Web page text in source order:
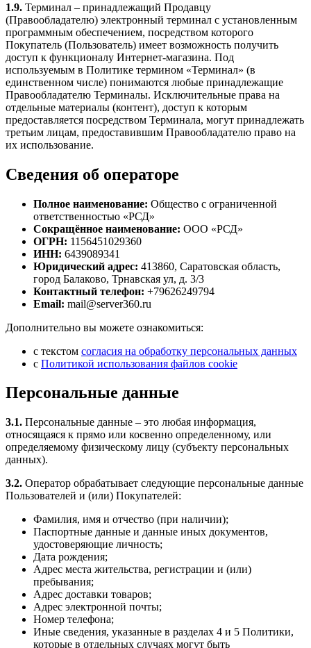
1.9. Терминал – принадлежащий Продавцу
(Правообладателю) электронный терминал с установленным
программным обеспечением, посредством которого
Покупатель (Пользователь) имеет возможность получить
доступ к функционалу Интернет-магазина. Под
используемым в Политике термином «Терминал» (в
единственном числе) понимаются любые принадлежащие
Правообладателю Терминалы. Исключительные права на
отдельные материалы (контент), доступ к которым
предоставляется посредством Терминала, могут принадлежать
третьим лицам, предоставившим Правообладателю право на
их использование.
Сведения об операторе
Полное наименование: Общество с ограниченной
ответственностью «РСД»
Сокращённое наименование: ООО «РСД»
ОГРН: 1156451029360
ИНН: 6439089341
Юридический адрес: 413860, Саратовская область,
город Балаково, Трнавская ул, д. 3/3
Контактный телефон: +79626249794
Email: mail@server360.ru
Дополнительно вы можете ознакомиться:
с текстом согласия на обработку персональных данных
с Политикой использования файлов cookie
Персональные данные
3.1. Персональные данные – это любая информация,
относящаяся к прямо или косвенно определенному, или
определяемому физическому лицу (субъекту персональных
данных).
3.2. Оператор обрабатывает следующие персональные данные
Пользователей и (или) Покупателей:
Фамилия, имя и отчество (при наличии);
Паспортные данные и данные иных документов,
удостоверяющие личность;
Дата рождения;
Адрес места жительства, регистрации и (или)
пребывания;
Адрес доставки товаров;
Адрес электронной почты;
Номер телефона;
Иные сведения, указанные в разделах 4 и 5 Политики,
которые в отдельных случаях могут быть